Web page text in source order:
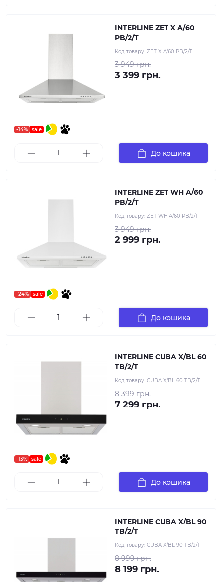
-14% sale
INTERLINE ZET X A/60
PB/2/T
Код товару: ZET X A/60 PB/2/T
3 949 грн.
3 399 грн.
До кошика
-24% sale
INTERLINE ZET WH A/60
PB/2/T
Код товару: ZET WH A/60 PB/2/T
3 949 грн.
2 999 грн.
До кошика
-13% sale
INTERLINE CUBA X/BL 60
TB/2/T
Код товару: CUBA X/BL 60 TB/2/T
8 399 грн.
7 299 грн.
До кошика
INTERLINE CUBA X/BL 90
TB/2/T
Код товару: CUBA X/BL 90 TB/2/T
8 999 грн.
8 199 грн.